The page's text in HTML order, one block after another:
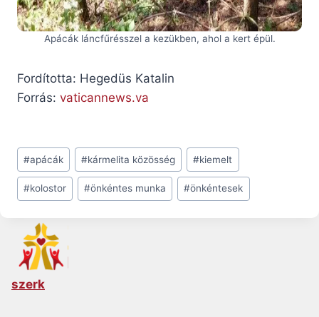
Apácák láncfűrésszel a kezükben, ahol a kert épül.
Fordította: Hegedüs Katalin
Forrás: vaticannews.va
Post
Tags:
#apácák #kármelita közösség #kiemelt
#kolostor #önkéntes munka #önkéntesek
szerk